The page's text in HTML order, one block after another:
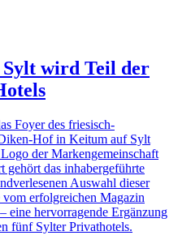
wird Teil der
Foyer des friesisch-
Hof in Keitum auf Sylt
der Markengemeinschaft
das inhabergeführte
Auswahl dieser
erfolgreichen Magazin
eine hervorragende Ergänzung
fünf Sylter Privathotels.